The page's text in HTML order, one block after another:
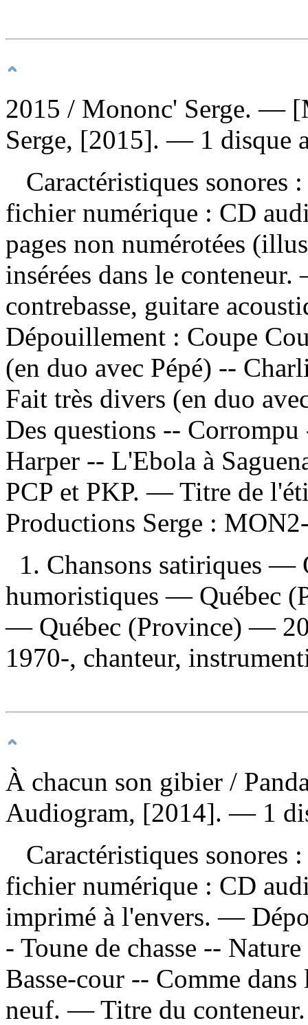
2015 / Mononc' Serge. —
Serge, [2015]. — 1 disque
Caractéristiques sonores
fichier numérique : CD
pages non numérotées
insérées dans le
contrebasse, guitare
Dépouillement : Coupe
(en duo avec Pépé) --
Fait très divers (en duo
Des questions --
Harper -- L'Ebola à
PCP et PKP. — Titre de
Productions Serge :
1. Chansons satiriques —
humoristiques — Québec
— Québec (Province) —
1970-, chanteur,
À chacun son gibier /
Audiogram, [2014]. — 1
Caractéristiques sonores
fichier numérique : CD
imprimé à l'envers. —
- Toune de chasse --
Basse-cour -- Comme
neuf. — Titre du